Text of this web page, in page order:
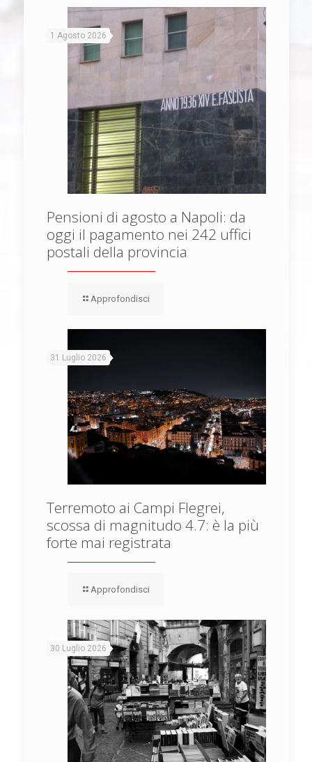
1 Agosto 2026
Pensioni di agosto a Napoli: da
oggi il pagamento nei 242 uffici
postali della provincia
Approfondisci
31 Luglio 2026
Terremoto ai Campi Flegrei,
scossa di magnitudo 4.7: è la più
forte mai registrata
Approfondisci
30 Luglio 2026